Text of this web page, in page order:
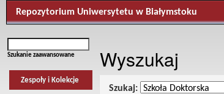
Repozytorium Uniwersytetu w Białymstoku
Szukanie zaawansowane
Zespoły i Kolekcje
Wyszukaj
Szukaj: